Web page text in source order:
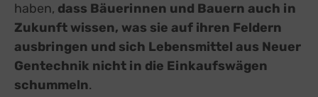
haben, dass Bäuerinnen und Bauern auch in
Zukunft wissen, was sie auf ihren Feldern
ausbringen und sich Lebensmittel aus Neuer
Gentechnik nicht in die Einkaufswägen
schummeln.